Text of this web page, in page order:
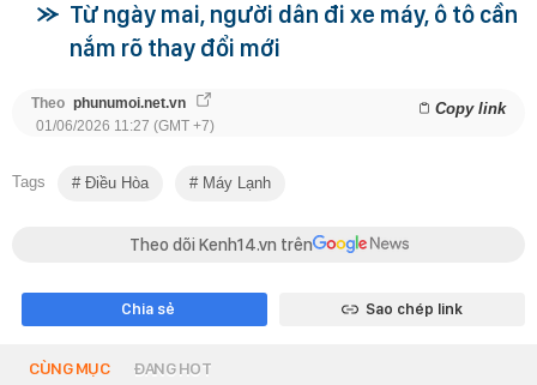
Từ ngày mai, người dân đi xe máy, ô tô cần
nắm rõ thay đổi mới
Theo phunumoi.net.vn Copy link
01/06/2026 11:27 (GMT +7)
Tags Điều Hòa Máy Lạnh
Theo dõi Kenh14.vn trên
Chia sẻ Sao chép link
CÙNG MỤC ĐANG HOT